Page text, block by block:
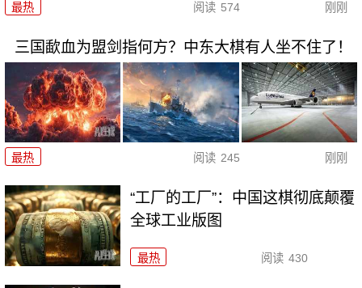
最热 阅读 574 刚刚
三国歃血为盟剑指何方？中东大棋有人坐不住了！
最热 阅读 245 刚刚
“工厂的工厂”：中国这棋彻底颠覆
全球工业版图
最热 阅读 430